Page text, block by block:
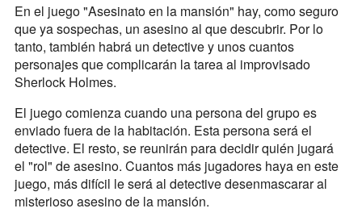
En el juego "Asesinato en la mansión" hay, como seguro
que ya sospechas, un asesino al que descubrir. Por lo
tanto, también habrá un detective y unos cuantos
personajes que complicarán la tarea al improvisado
Sherlock Holmes.
El juego comienza cuando una persona del grupo es
enviado fuera de la habitación. Esta persona será el
detective. El resto, se reunirán para decidir quién jugará
el "rol" de asesino. Cuantos más jugadores haya en este
juego, más difícil le será al detective desenmascarar al
misterioso asesino de la mansión.